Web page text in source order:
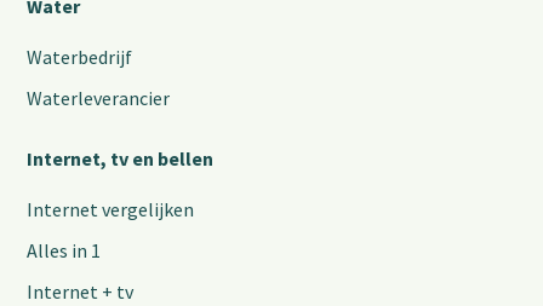
Water
Waterbedrijf
Waterleverancier
Internet, tv en bellen
Internet vergelijken
Alles in 1
Internet + tv